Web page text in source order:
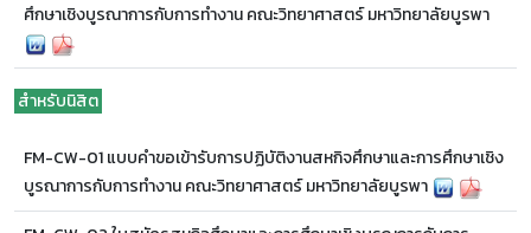
ศึกษาเชิงบูรณาการกับการทำงาน คณะวิทยาศาสตร์ มหาวิทยาลัยบูรพา
สำหรับนิสิต
FM-CW-01 แบบคำขอเข้ารับการปฏิบัติงานสหกิจศึกษาและการศึกษาเชิง
บูรณาการกับการทำงาน คณะวิทยาศาสตร์ มหาวิทยาลัยบูรพา